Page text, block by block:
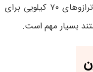
ارزیابی کنید. این مسئله که بدانید ترازوهای ۷۰ کیلویی برای
بسیار مهم است.